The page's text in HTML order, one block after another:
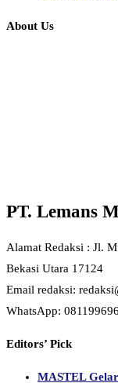
About Us
PT. Lemans
Alamat Redaksi : Jl.
Bekasi Utara 17124
Email redaksi:
WhatsApp:
Editors’ Pick
MASTEL